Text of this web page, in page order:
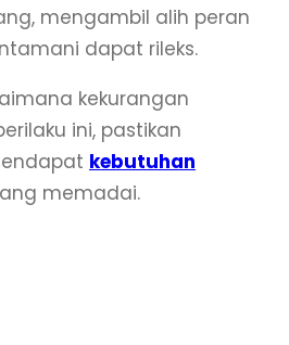
mengambil alih peran
dapat rileks.
kekurangan
ini, pastikan
kebutuhan
memadai.